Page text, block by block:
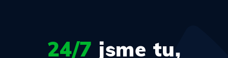
24/7 jsme tu,